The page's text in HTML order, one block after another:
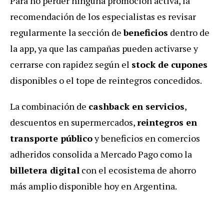
recomendación de los especialistas es revisar
regularmente la sección debeneficios dentro de
la app, ya que las campañas pueden activarse y
cerrarse con rapidez según el stock de cupones
disponibles o el tope de reintegros concedidos.
La combinación de cashback en servicios,
descuentos en supermercados,reintegros en
transporte públicoy beneficios en comercios
adheridos consolida a Mercado Pago como la
billetera digital con el ecosistema de ahorro
más amplio disponible hoy en Argentina.